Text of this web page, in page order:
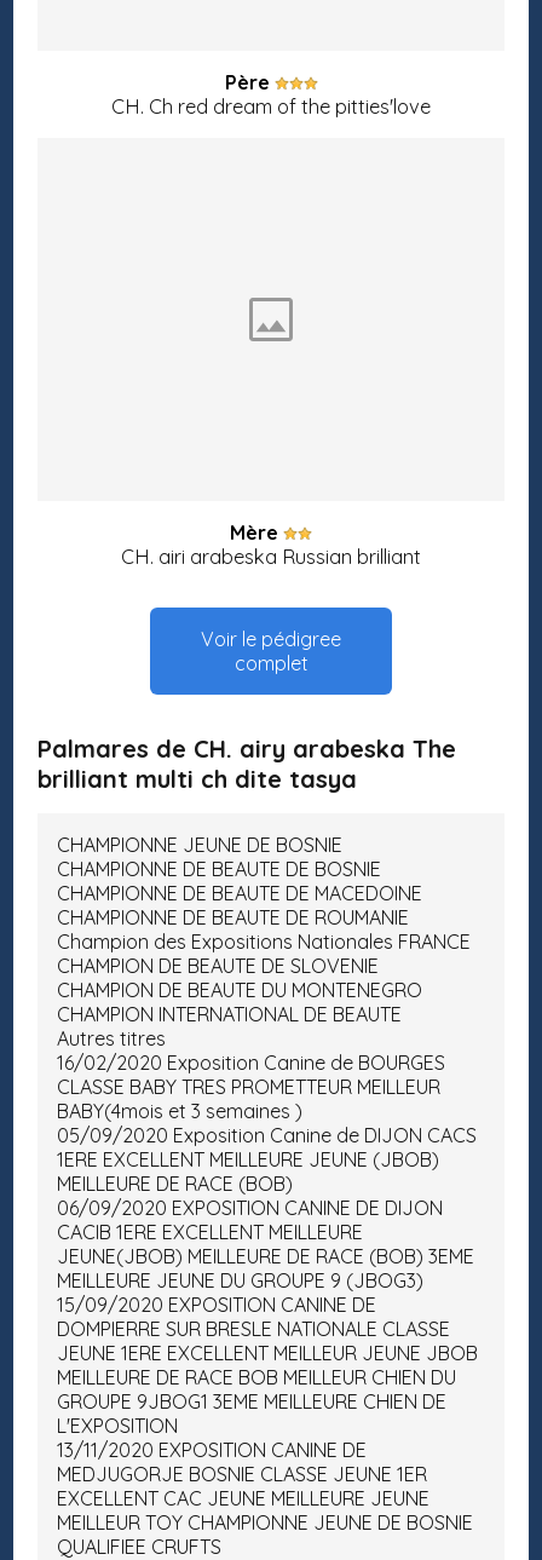
Père
CH. Ch red dream of the pitties'love
Mère
CH. airi arabeska Russian brilliant
Voir le pédigree
complet
Palmares de CH. airy arabeska The
brilliant multi ch dite tasya
CHAMPIONNE JEUNE DE BOSNIE
CHAMPIONNE DE BEAUTE DE BOSNIE
CHAMPIONNE DE BEAUTE DE MACEDOINE
CHAMPIONNE DE BEAUTE DE ROUMANIE
Champion des Expositions Nationales FRANCE
CHAMPION DE BEAUTE DE SLOVENIE
CHAMPION DE BEAUTE DU MONTENEGRO
CHAMPION INTERNATIONAL DE BEAUTE
Autres titres
16/02/2020 Exposition Canine de BOURGES
CLASSE BABY TRES PROMETTEUR MEILLEUR
BABY(4mois et 3 semaines )
05/09/2020 Exposition Canine de DIJON CACS
1ERE EXCELLENT MEILLEURE JEUNE (JBOB)
MEILLEURE DE RACE (BOB)
06/09/2020 EXPOSITION CANINE DE DIJON
CACIB 1ERE EXCELLENT MEILLEURE
JEUNE(JBOB) MEILLEURE DE RACE (BOB) 3EME
MEILLEURE JEUNE DU GROUPE 9 (JBOG3)
15/09/2020 EXPOSITION CANINE DE
DOMPIERRE SUR BRESLE NATIONALE CLASSE
JEUNE 1ERE EXCELLENT MEILLEUR JEUNE JBOB
MEILLEURE DE RACE BOB MEILLEUR CHIEN DU
GROUPE 9JBOG1 3EME MEILLEURE CHIEN DE
L'EXPOSITION
13/11/2020 EXPOSITION CANINE DE
MEDJUGORJE BOSNIE CLASSE JEUNE 1ER
EXCELLENT CAC JEUNE MEILLEURE JEUNE
MEILLEUR TOY CHAMPIONNE JEUNE DE BOSNIE
QUALIFIEE CRUFTS